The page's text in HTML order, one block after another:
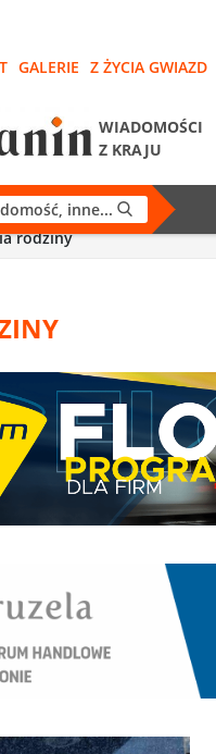
GALERIE Z ŻYCIA GWIAZD
WIADOMOŚCI
Z KRAJU
rodziny